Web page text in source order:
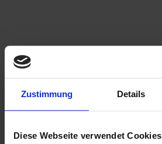
Zustimmung Details
Diese Webseite verwendet Cookies